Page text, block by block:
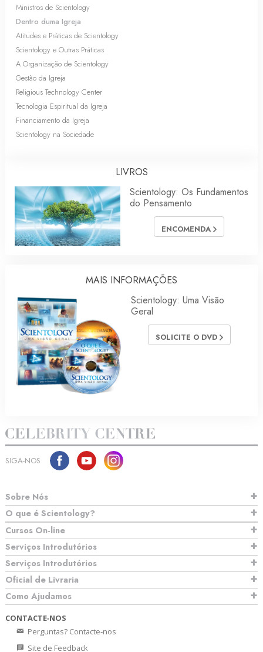
Ministros de Scientology
Dentro duma Igreja
Atitudes e Práticas de Scientology
Scientology e Outras Práticas
A Organização de Scientology
Gestão da Igreja
Religious Technology Center
Tecnologia Espiritual da Igreja
Financiamento da Igreja
Scientology na Sociedade
LIVROS
Scientology: Os Fundamentos
do Pensamento
ENCOMENDA
MAIS INFORMAÇÕES
Scientology: Uma Visão
Geral
SOLICITE O DVD
SIGA‑NOS
Sobre Nós
O que é Scientology?
Cursos On‑line
Serviços Introdutórios
Serviços Introdutórios
Oficial de Livraria
Como Ajudamos
CONTACTE‑NOS
Perguntas? Contacte‑nos
Site de Feedback